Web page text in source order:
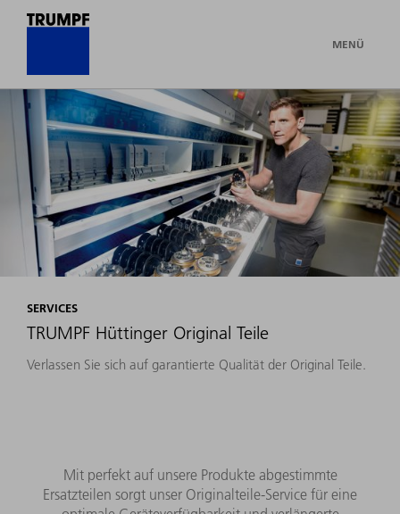
MENÜ
SERVICES
TRUMPF Hüttinger Original Teile
Verlassen Sie sich auf garantierte Qualität der Original Teile.
Mit perfekt auf unsere Produkte abgestimmte
Ersatzteilen sorgt unser Originalteile-Service für eine